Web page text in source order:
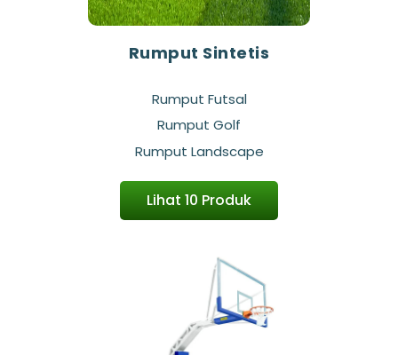
Rumput Sintetis
Rumput Futsal
Rumput Golf
Rumput Landscape
Lihat 10 Produk